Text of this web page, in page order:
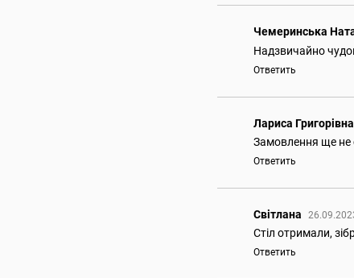
Чемеринська
Надзвичайно
Ответить
Лариса Григорівна
Замовлення ще не
Ответить
Світлана
Стіл отримали,
Ответить